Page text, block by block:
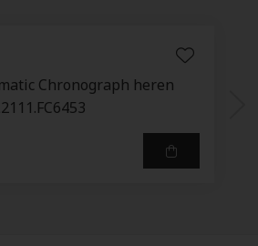
Chronograph heren